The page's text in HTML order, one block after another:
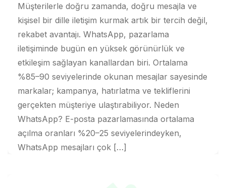
Müşterilerle doğru zamanda, doğru mesajla ve
kişisel bir dille iletişim kurmak artık bir tercih değil,
rekabet avantajı. WhatsApp, pazarlama
iletişiminde bugün en yüksek görünürlük ve
etkileşim sağlayan kanallardan biri. Ortalama
%85–90 seviyelerinde okunan mesajlar sayesinde
markalar; kampanya, hatırlatma ve tekliflerini
gerçekten müşteriye ulaştırabiliyor. Neden
WhatsApp? E-posta pazarlamasında ortalama
açılma oranları %20–25 seviyelerindeyken,
WhatsApp mesajları çok […]